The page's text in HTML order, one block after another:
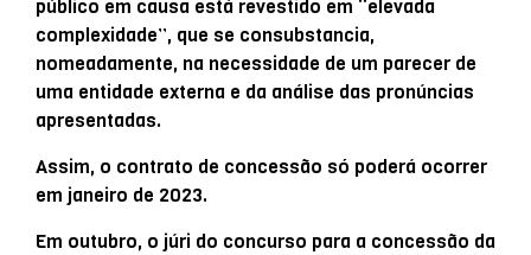
público em causa está revestido em “elevada
complexidade”, que se consubstancia,
nomeadamente, na necessidade de um parecer de
uma entidade externa e da análise das pronúncias
apresentadas.
Assim, o contrato de concessão só poderá ocorrer
em janeiro de 2023.
Em outubro, o júri do concurso para a concessão da